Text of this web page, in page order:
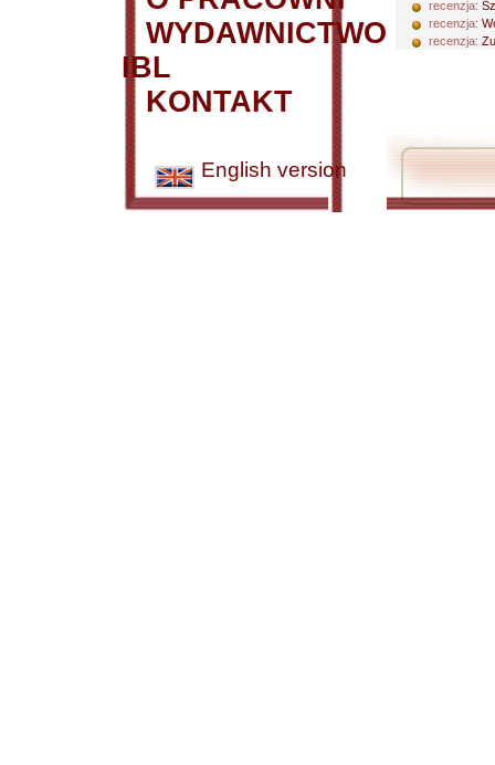
WYDAWNICTWO
IBL
KONTAKT
English version
recenzja:
recenzja:
recenzja: